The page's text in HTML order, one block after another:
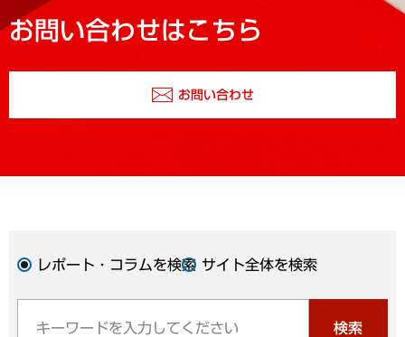
お問い合わせはこちら
お問い合わせ
レポート・コラムを検索 サイト全体を検索
検索